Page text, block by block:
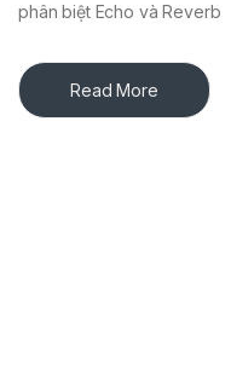
phân biệt Echo và Reverb
Read More